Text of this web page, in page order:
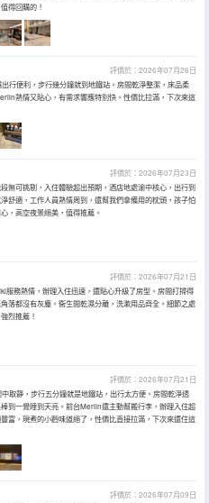
得回購的！
評價於：2026年07月26日
行便利，步行幾分鐘就到地鐵站。房間乾淨整潔，床品柔
熱情又貼心，有需求響應特別快。性價比拉滿，下次來這
評價於：2026年07月23日
無可挑剔，入住體驗超出預期，酒店地處渝中核心，出行到
舒適，工作人員熱情周到，還幫我們拿備用的枕頭，孩子怕
，高空夜景絕美，值得推薦。
評價於：2026年07月21日
服務熱情，辦理入住迅速，還貼心升級了房型。房間打掃得
落都沒有灰塵。衞生間乾濕分離，洗漱用品齊全。細節之處
烈推薦！
評價於：2026年07月21日
取靜，步行五分鐘就是地鐵站，出行太方便。房間乾淨透
到一覺睡到天亮。前台Merlin還主動幫搬行李，辦理入住超
富，現煮的小麪味道絕了，性價比直接拉滿，下次來還住這
評價於：2026年07月09日